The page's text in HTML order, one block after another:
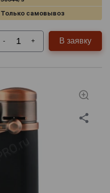
Только самовывоз
- + В заявку